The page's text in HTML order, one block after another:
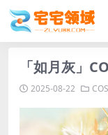
「如月灰」
2025-08-22